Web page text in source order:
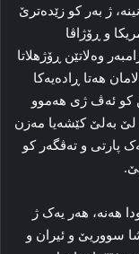
ژ به‌ر کو زێده‌ترێ
و ڕۆژاڤا
وه‌لاتێن ڕۆژهلاتا
هه‌تا ڕاده‌یه‌کا‌
کو ئه‌ڤ ژی هه‌موو
به‌لێ کێشه‌یا مه‌زن
پارتی و ته‌ڤگه‌ر کو
هه‌نه‌، هه‌ر یه‌ک ژ
سووریێ و ئیران و